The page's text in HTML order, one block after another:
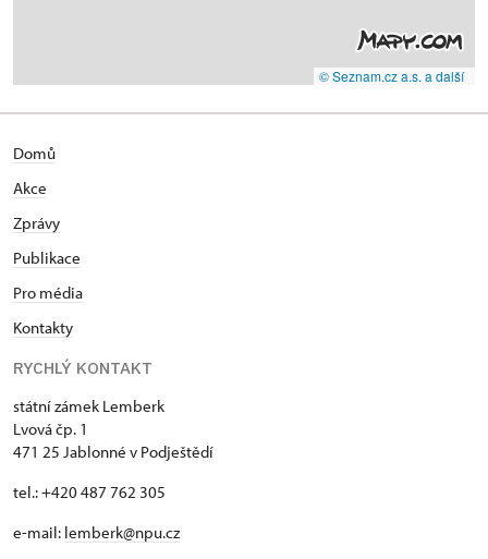
© Seznam.cz a.s. a další
Domů
Akce
Zprávy
Publikace
Pro média
Kontakty
RYCHLÝ KONTAKT
státní zámek Lemberk
Lvová čp. 1
471 25 Jablonné v Podještědí
tel.: +420 487 762 305
e-mail: lemberk@npu.cz